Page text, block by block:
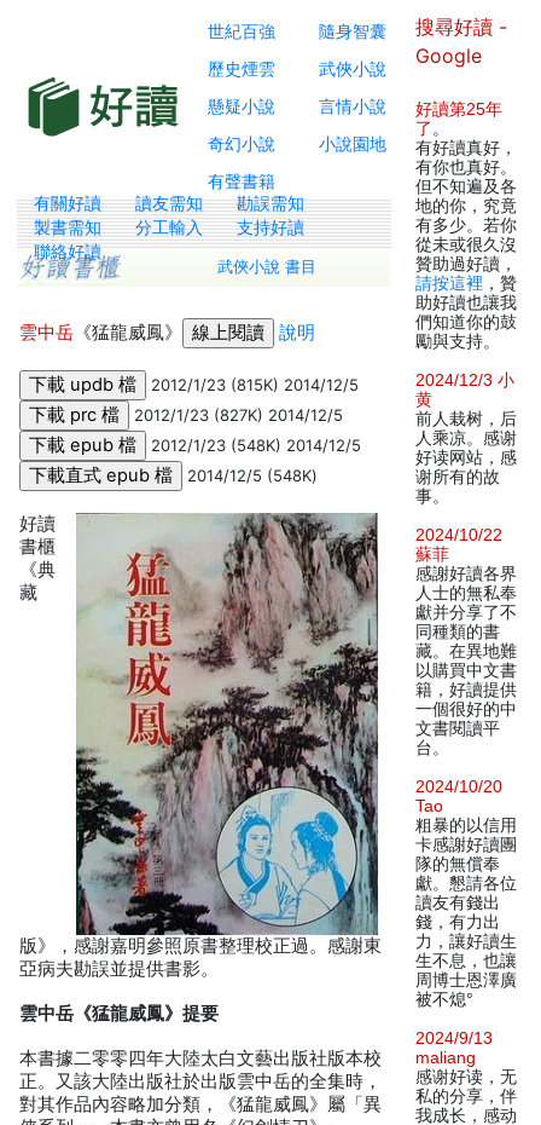
世紀百強
隨身智囊
歷史煙雲
武俠小說
懸疑小說
言情小說
奇幻小說
小說園地
有聲書籍
有關好讀 讀友需知
勘誤需知
製書需知
分工輸入
支持好讀
聯絡好讀
武俠小說 書目
雲中岳 《猛龍威鳳》 說明
2012/1/23 (815K) 2014/12/5
2012/1/23 (827K) 2014/12/5
2012/1/23 (548K) 2014/12/5
2014/12/5 (548K)
好讀
書櫃
《典
藏
版》，感謝嘉明參照原書整理校正過。感謝東
亞病夫勘誤並提供書影。
雲中岳《猛龍威鳳》提要
本書據二零零四年大陸太白文藝出版社版本校
正。又該大陸出版社於出版雲中岳的全集時，
對其作品內容略加分類，《猛龍威鳳》屬「異
搜尋好讀 -
Google
好讀第25年
了 。
有好讀真好，
有你也真好。
但不知遍及各
地的你，究竟
有多少。若你
從未或很久沒
贊助過好讀，
請按這裡 ，贊
助好讀也讓我
們知道你的鼓
勵與支持。
2024/12/3 小
黄
前人栽树，后
人乘凉。感谢
好读网站，感
谢所有的故
事。
2024/10/22
蘇菲
感謝好讀各界
人士的無私奉
獻并分享了不
同種類的書
藏。在異地難
以購買中文書
籍，好讀提供
一個很好的中
文書閱讀平
台。
2024/10/20
Tao
粗暴的以信用
卡感謝好讀團
隊的無償奉
獻。懇請各位
讀友有錢出
錢，有力出
力，讓好讀生
生不息，也讓
周博士恩澤廣
被不熄°
2024/9/13
maliang
感谢好读，无
私的分享，伴
我成长，感动